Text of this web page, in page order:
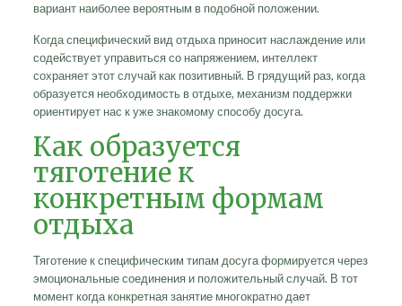
вариант наиболее вероятным в подобной положении.
Когда специфический вид отдыха приносит наслаждение или
содействует управиться со напряжением, интеллект
сохраняет этот случай как позитивный. В грядущий раз, когда
образуется необходимость в отдыхе, механизм поддержки
ориентирует нас к уже знакомому способу досуга.
Как образуется
тяготение к
конкретным формам
отдыха
Тяготение к специфическим типам досуга формируется через
эмоциональные соединения и положительный случай. В тот
момент когда конкретная занятие многократно дает